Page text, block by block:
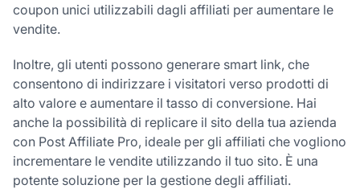
coupon unici utilizzabili dagli affiliati per aumentare le
vendite.
Inoltre, gli utenti possono generare smart link, che
consentono di indirizzare i visitatori verso prodotti di
alto valore e aumentare il tasso di conversione. Hai
anche la possibilità di replicare il sito della tua azienda
con Post Affiliate Pro, ideale per gli affiliati che vogliono
incrementare le vendite utilizzando il tuo sito. È una
potente soluzione per la gestione degli affiliati.